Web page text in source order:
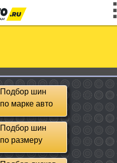
Подбор шин
по марке авто
Подбор шин
по размеру